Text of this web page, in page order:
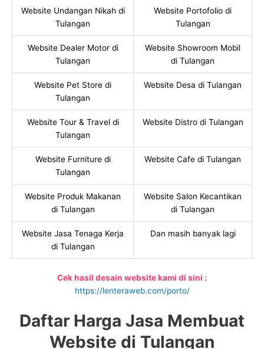
Website Undangan Nikah di
Tulangan
Website Portofolio di
Tulangan
Website Dealer Motor di
Tulangan
Website Showroom Mobil
di Tulangan
Website Pet Store di
Tulangan
Website Desa di Tulangan
Website Tour & Travel di
Tulangan
Website Distro di Tulangan
Website Furniture di
Tulangan
Website Cafe di Tulangan
Website Produk Makanan
di Tulangan
Website Salon Kecantikan
di Tulangan
Website Jasa Tenaga Kerja
di Tulangan
Dan masih banyak lagi
Cek hasil desain website kami di sini :
https://lenteraweb.com/porto/
Daftar Harga Jasa Membuat
Website di Tulangan